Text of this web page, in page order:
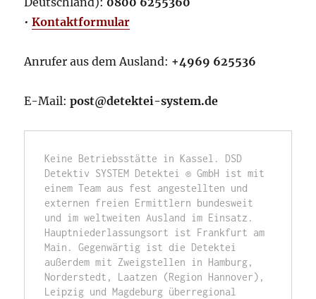
•Kontaktformular
Anrufer aus dem Ausland: +4969 625536
E-Mail:post@detektei-system.de
Keine Betriebsstätte in Kassel. DSD
Detektiv SYSTEM Detektei ® GmbH ist mit
einem Team aus fest angestellten und
externen freien Ermittlern bundesweit
und im weltweiten Ausland im Einsatz.
Hauptniederlassungsort ist Frankfurt am
Main. Gegenwärtig ist die Detektei
außerdem mit Zweigstellen in Hamburg,
Norderstedt, Laatzen (Region Hannover),
Leipzig und Magdeburg überregional